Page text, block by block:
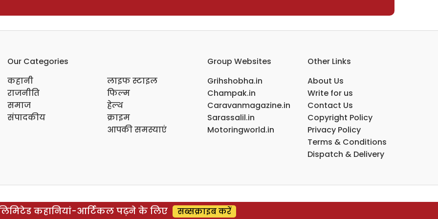
Our Categories
कहानी
राजनीति
समाज
संपादकीय
लाइफ स्टाइल
फिल्म
हेल्थ
क्राइम
आपकी समस्याएं
Group Websites
Grihshobha.in
Champak.in
Caravanmagazine.in
Sarassalil.in
Motoringworld.in
Other Links
About Us
Write for us
Contact Us
Copyright Policy
Privacy Policy
Terms & Conditions
Dispatch & Delivery
कहानियां-आर्टिकल पढ़ने के लिए सब्सक्राइब करें